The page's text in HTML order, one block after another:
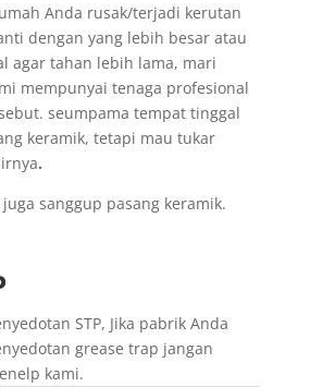
Anda rusak/terjadi kerutan
dengan yang lebih besar atau
agar tahan lebih lama, mari
mempunyai tenaga profesional
seumpama tempat tinggal
keramik, tetapi mau tukar
.
sanggup pasang keramik.
STP, Jika pabrik Anda
grease trap jangan
kami.